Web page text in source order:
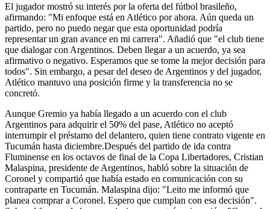
El jugador mostró su interés por la oferta del fútbol brasileño,
afirmando: "Mi enfoque está en Atlético por ahora. Aún queda un
partido, pero no puedo negar que esta oportunidad podría
representar un gran avance en mi carrera". Añadió que "el club tiene
que dialogar con Argentinos. Deben llegar a un acuerdo, ya sea
afirmativo o negativo. Esperamos que se tome la mejor decisión para
todos". Sin embargo, a pesar del deseo de Argentinos y del jugador,
Atlético mantuvo una posición firme y la transferencia no se
concretó.
Aunque Gremio ya había llegado a un acuerdo con el club
Argentinos para adquirir el 50% del pase, Atlético no aceptó
interrumpir el préstamo del delantero, quien tiene contrato vigente en
Tucumán hasta diciembre.Después del partido de ida contra
Fluminense en los octavos de final de la Copa Libertadores, Cristian
Malaspina, presidente de Argentinos, habló sobre la situación de
Coronel y compartió que había estado en comunicación con su
contraparte en Tucumán. Malaspina dijo: "Leito me informó que
planea comprar a Coronel. Espero que cumplan con esa decisión".